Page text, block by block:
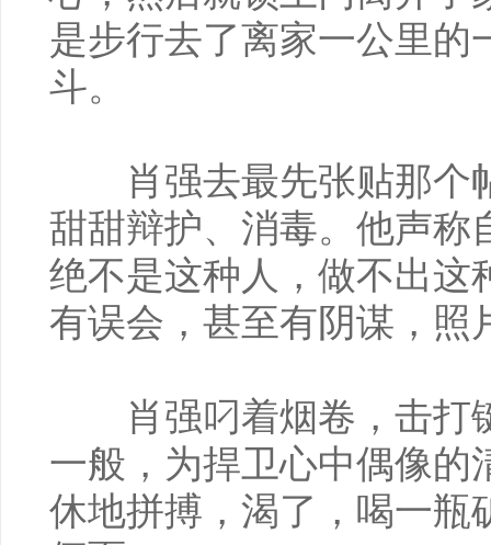
是步行去了离家一公里的
斗。
肖强去最先张贴那个
甜甜辩护、消毒。他声称
绝不是这种人，做不出这
有误会，甚至有阴谋，照
肖强叼着烟卷，击打
一般，为捍卫心中偶像的
休地拼搏，渴了，喝一瓶